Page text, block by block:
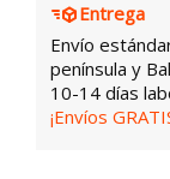
Entrega
Envío
península y
10-14 días
¡Envíos